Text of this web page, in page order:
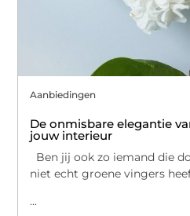
Aanbiedingen
De onmisbare elegantie
jouw interieur
Ben jij ook zo iemand die
niet echt groene vingers
...